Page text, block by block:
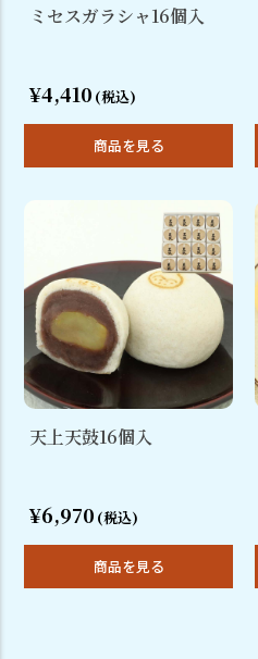
ミセスガラシャ16個入
¥4,410 (税込)
商品を見る
天上天鼓16個入
¥6,970 (税込)
商品を見る